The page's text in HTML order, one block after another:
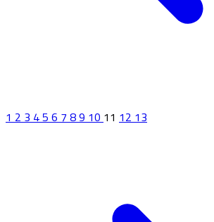
1234567891011 1213